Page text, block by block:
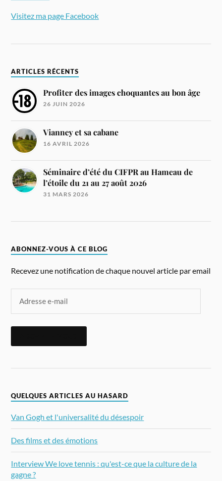
Visitez ma page Facebook
ARTICLES RÉCENTS
Profiter des images choquantes au bon âge
26 JUIN 2026
Vianney et sa cabane
16 AVRIL 2026
Séminaire d’été du CIFPR au Hameau de
l’étoile du 21 au 27 août 2026
31 MARS 2026
ABONNEZ-VOUS À CE BLOG
Recevez une notification de chaque nouvel article par email
QUELQUES ARTICLES AU HASARD
Van Gogh et l'universalité du désespoir
Des films et des émotions
Interview We love tennis : qu'est-ce que la culture de la
gagne ?